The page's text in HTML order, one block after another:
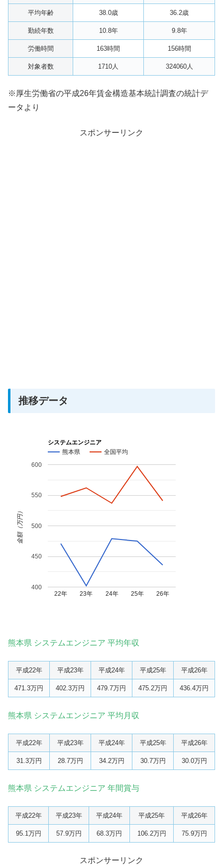
平均年齢 38.0歳 36.2歳
勤続年数 10.8年 9.8年
労働時間 163時間 156時間
対象者数 1710人 324060人
※厚生労働省の平成26年賃金構造基本統計調査の統計デ
ータより
スポンサーリンク
推移データ
システムエンジニア
熊本県
全国平均
22年 23年 24年 25年 26年
400
450
500
550
600
金額（万円）
熊本県 システムエンジニア 平均年収
平成22年 平成23年 平成24年 平成25年 平成26年
471.3万円 402.3万円 479.7万円 475.2万円 436.4万円
熊本県 システムエンジニア 平均月収
平成22年 平成23年 平成24年 平成25年 平成26年
31.3万円 28.7万円 34.2万円 30.7万円 30.0万円
熊本県 システムエンジニア 年間賞与
平成22年 平成23年 平成24年 平成25年 平成26年
95.1万円 57.9万円 68.3万円 106.2万円 75.9万円
スポンサーリンク